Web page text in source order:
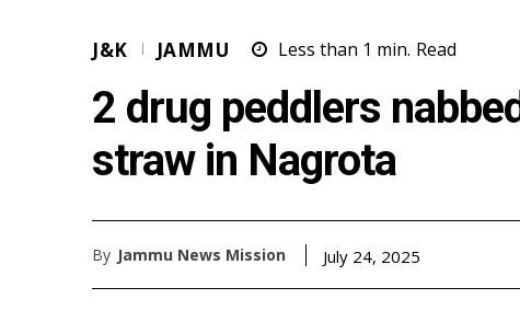
J&K JAMMU Less than 1 min. Read
2 drug peddlers
straw in Nagrota
By Jammu News Mission July 24, 2025